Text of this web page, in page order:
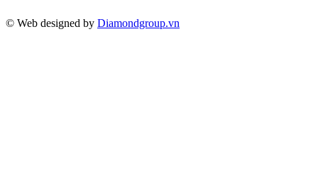
© Web designed by Diamondgroup.vn